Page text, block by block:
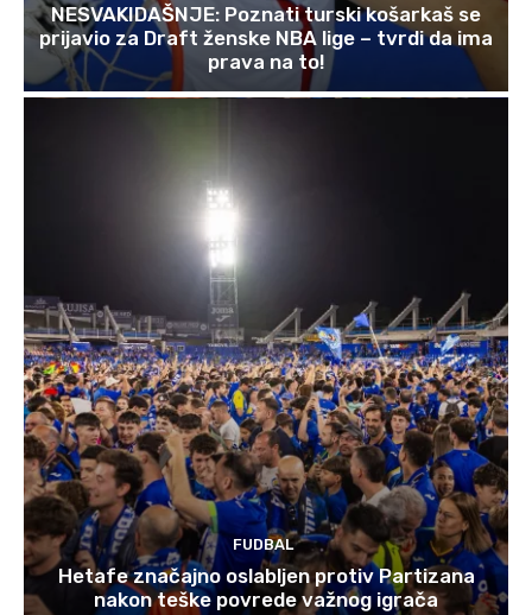
NESVAKIDAŠNJE: Poznati turski košarkaš se
prijavio za Draft ženske NBA lige – tvrdi da ima
prava na to!
FUDBAL
Hetafe značajno oslabljen protiv Partizana
nakon teške povrede važnog igrača